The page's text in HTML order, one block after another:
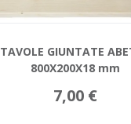
TAVOLE GIUNTATE
800X200X18 mm
7,00 €